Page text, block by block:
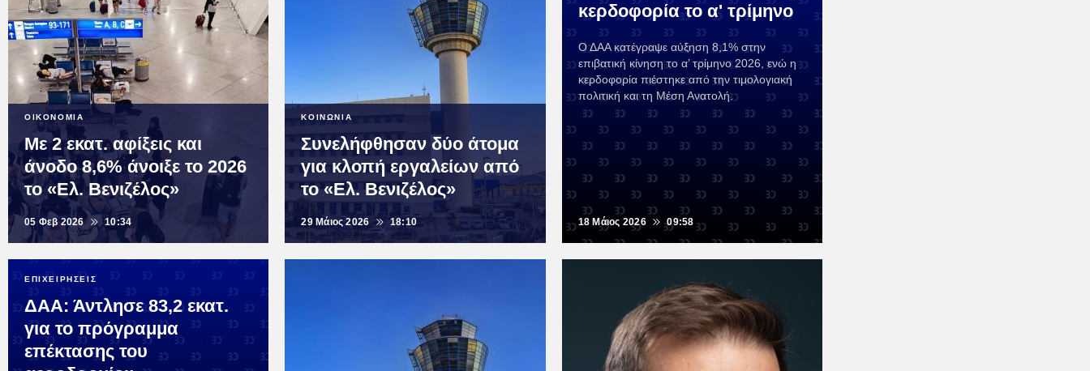
ΟΙΚΟΝΟΜΙΑ
Με 2 εκατ. αφίξεις και
άνοδο 8,6% άνοιξε το 2026
το «Ελ. Βενιζέλος»
05 Φεβ 2026 10:34
ΚΟΙΝΩΝΙΑ
Συνελήφθησαν δύο άτομα
για κλοπή εργαλείων από
το «Ελ. Βενιζέλος»
29 Μάιος 2026 18:10
κερδοφορία το α' τρίμηνο
Ο ΔΑΑ κατέγραψε αύξηση 8,1% στην
επιβατική κίνηση το α’ τρίμηνο 2026, ενώ η
κερδοφορία πιέστηκε από την τιμολογιακή
πολιτική και τη Μέση Ανατολή.
18 Μάιος 2026 09:58
ΕΠΙΧΕΙΡΗΣΕΙΣ
ΔΑΑ: Άντλησε 83,2 εκατ.
για το πρόγραμμα
επέκτασης του